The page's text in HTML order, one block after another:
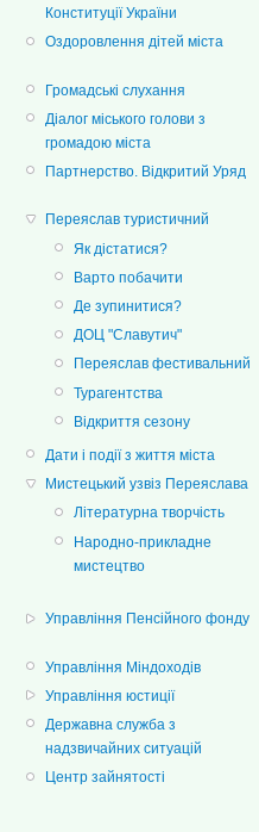
Конституції України
Оздоровлення дітей міста
Громадські слухання
Діалог міського голови з
громадою міста
Партнерство. Відкритий Уряд
Переяслав туристичний
Як дістатися?
Варто побачити
Де зупинитися?
ДОЦ "Славутич"
Переяслав фестивальний
Турагентства
Відкриття сезону
Дати і події з життя міста
Мистецький узвіз Переяслава
Літературна творчість
Народно-прикладне
мистецтво
Управління Пенсійного фонду
Управління Міндоходів
Управління юстиції
Державна служба з
надзвичайних ситуацій
Центр зайнятості